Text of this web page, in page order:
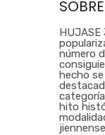
HUJASE
número
hecho
hito